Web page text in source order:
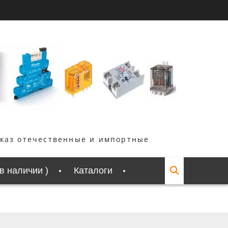
отечественные и импортные
наличии ) Каталоги